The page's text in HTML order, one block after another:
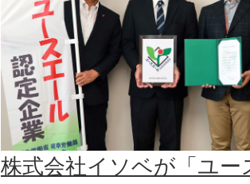
株式会社イソベが「ユー